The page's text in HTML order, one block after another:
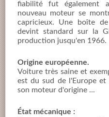
fiabilité fut également
nouveau moteur se
capricieux. Une boîte
devint standard sur la
production jusqu'en 1966.
Origine européenne.
Voiture très saine et
est du sud de l'Europe
son moteur d'origine ...
État mécanique :